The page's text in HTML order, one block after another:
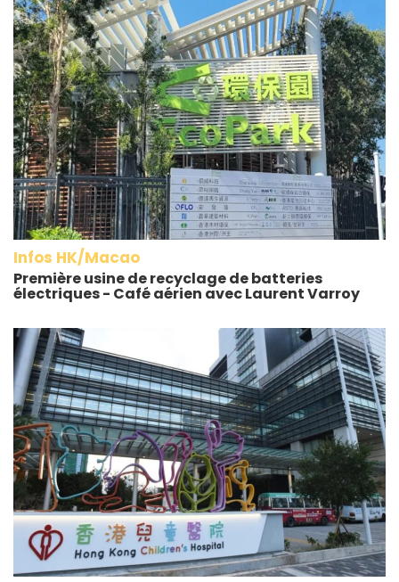
Infos HK/Macao
Première usine de recyclage de batteries
électriques - Café aérien avec Laurent Varroy